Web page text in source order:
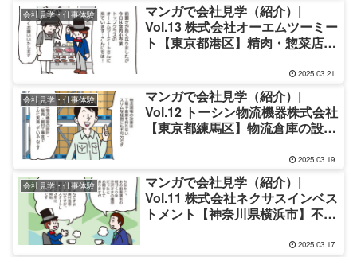
会社見学・仕事体験
マンガで会社見学（紹介）|
Vol.13 株式会社オーエムツーミー
ト【東京都港区】精肉・惣菜店の
2025.03.21
会社見学・仕事体験
マンガで会社見学（紹介）|
Vol.12 トーシン物流機器株式会社
【東京都練馬区】物流倉庫の設計
2025.03.19
会社見学・仕事体験
マンガで会社見学（紹介）|
Vol.11 株式会社ネクサスインベス
トメント【神奈川県横浜市】不動
2025.03.17